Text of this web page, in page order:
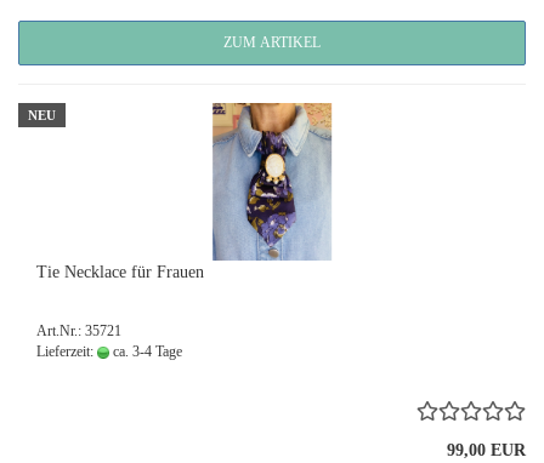
ZUM ARTIKEL
NEU
Tie Necklace für Frauen
Art.Nr.: 35721
Lieferzeit:
ca. 3-4 Tage
99,00 EUR